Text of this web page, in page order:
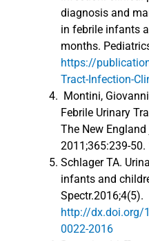
diagnosis and
in febrile infants
months.
https://
Tract-Infection-
Montini,
Febrile Urinary
The New
2011;365:239-
Schlager TA.
infants and
Spectr.2016;4(5).
http://dx.doi.org/
0022-2016